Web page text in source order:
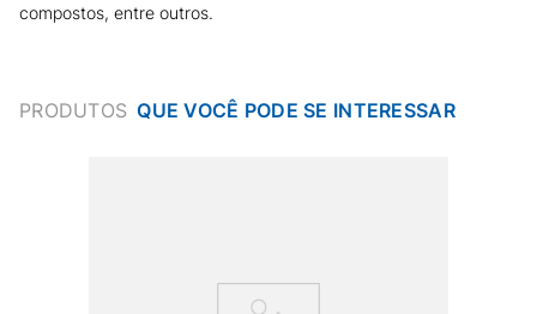
compostos, entre outros.
PRODUTOS